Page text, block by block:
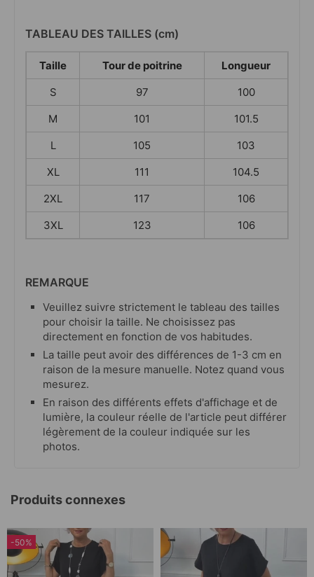
TABLEAU DES TAILLES (cm)
Taille Tour de poitrine
Longueur
S
97
100
M
101
101.5
L
105
103
XL
111
104.5
2XL
117
106
3XL
123 106
REMARQUE
Veuillez suivre strictement le tableau des tailles
pour choisir la taille. Ne choisissez pas
directement en fonction de vos habitudes.
La taille peut avoir des différences de 1-3 cm en
raison de la mesure manuelle. Notez quand vous
mesurez.
En raison des différents effets d'affichage et de
lumière, la couleur réelle de l'article peut différer
légèrement de la couleur indiquée sur les
photos.
Produits connexes
-50%